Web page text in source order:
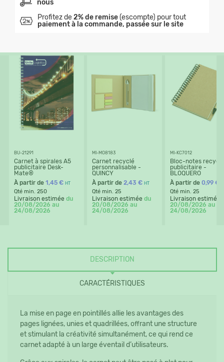
nous
Profitez de2% de remise(escompte) pour tout
paiement à la commande, passée sur le site
BU-21291
Carnet à spirales A5
publicitaire Desk-
Mate®
À partir de 1,45 € HT
Qté min. 250
Livraison estimée du
20/08/2026 au
24/08/2026
MI-MO8183
Carnet recyclé
personnalisable -
QUINCY
À partir de 2,43 € HT
Qté min. 25
Livraison estimée du
20/08/2026 au
24/08/2026
MI-KC7012
Bloc-notes recyclé
publicitaire -
BLOQUERO
À partir de 0,99 €
Qté min. 25
Livraison estimée
20/08/2026 au
24/08/2026
DESCRIPTION
CARACTÉRISTIQUES
La mise en page en pointillés allie les avantages des
pages lignées, unies et quadrillées, offrant une structure
et stimulant la créativité simultanément, ce qui rend ce
carnet adapté à un large éventail d’utilisateurs.